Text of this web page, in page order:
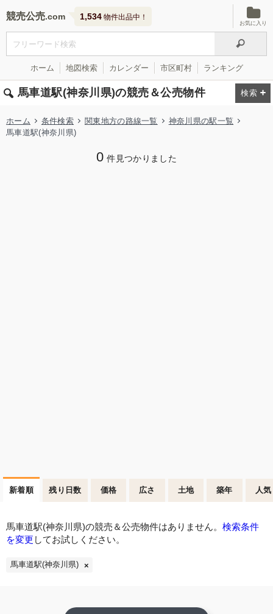
競売公売 1,534 物件出品中！
お気に入り
ホーム 地図検索 カレンダー 市区町村 ランキング
馬車道駅(神奈川県)の競売＆公売物件
ホーム 条件検索 関東地方の路線一覧
神奈川県の駅一覧
馬車道駅(神奈川県)
0 件見つかりました
新着順 残り日数 価格 広さ 土地 築年 人気
馬車道駅(神奈川県)の競売＆公売物件はありません。 検索条件
を変更 してお試しください。
馬車道駅(神奈川県)